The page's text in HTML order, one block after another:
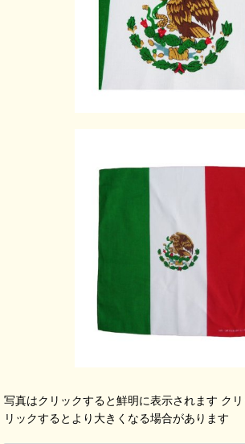
写真はクリックすると鮮明に表示されます ク
リックするとより大きくなる場合があります